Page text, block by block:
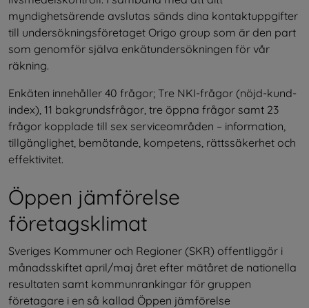
myndighetsärende avslutas sänds dina kontaktuppgifter
till undersökningsföretaget Origo group som är den part
som genomför själva enkätundersökningen för vår
räkning.
Enkäten innehåller 40 frågor; Tre NKI-frågor (nöjd-kund-
index), 11 bakgrundsfrågor, tre öppna frågor samt 23
frågor kopplade till sex serviceområden – information,
tillgänglighet, bemötande, kompetens, rättssäkerhet och
effektivitet.
Öppen jämförelse
företagsklimat
Sveriges Kommuner och Regioner (SKR) offentliggör i
månadsskiftet april/maj året efter mätåret de nationella
resultaten samt kommunrankingar för gruppen
företagare i en så kallad Öppen jämförelse